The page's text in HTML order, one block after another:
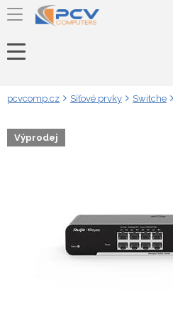
pcvcomp.cz Síťové prvky Switche
Výprodej